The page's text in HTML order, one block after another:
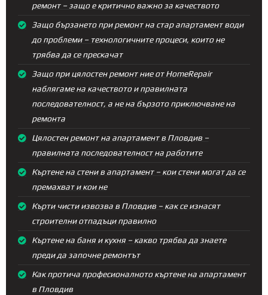
ремонт – защо е критично важно за качеството
Защо бързането при ремонт на стар апартамент води
до проблеми – технологичните процеси, които не
трябва да се прескачат
Защо при цялостен ремонт ние от HomeRepair
наблягаме на качеството и правилната
последователност, а не на бързото приключване на
ремонта
Цялостен ремонт на апартамент в Пловдив –
правилната последователност на работите
Къртене на стени в апартамент – кои стени могат да се
премахват и кои не
Кърти чисти извозва в Пловдив – как се изнасят
строителни отпадъци правилно
Къртене на баня и кухня – какво трябва да знаете
преди да започне ремонтът
Как протича професионалното къртене на апартамент
в Пловдив